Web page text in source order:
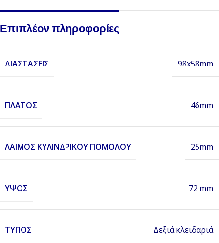
Επιπλέον πληροφορίες
ΔΙΑΣΤΆΣΕΙΣ 98x58mm
ΠΛΆΤΟΣ 46mm
ΛΑΙΜΌΣ ΚΥΛΙΝΔΡΙΚΟΎ ΠΌΜΟΛΟΥ 25mm
ΎΨΟΣ 72 mm
ΤΎΠΟΣ Δεξιά κλειδαριά